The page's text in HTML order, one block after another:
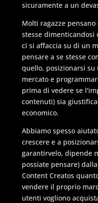
sicuramente a un
Molti ragazze
stesse dimenticandosi
ci si affaccia su di un
pensare a se stesse
quello, posizionarsi su
mercato e
prima di vedere se
contenuti) sia
economico.
Abbiamo spesso
crescere e a
garantirvelo, dipende
possiate pensare)
Content Creatos
vendere il proprio
utenti vogliono